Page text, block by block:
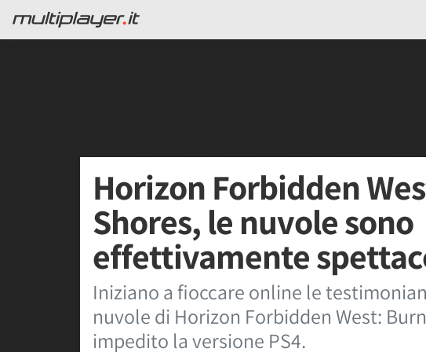
Horizon Forbidden
Shores, le nuvole sono
effettivamente
Iniziano a fioccare online le
nuvole di Horizon Forbidden West:
impedito la versione PS4.